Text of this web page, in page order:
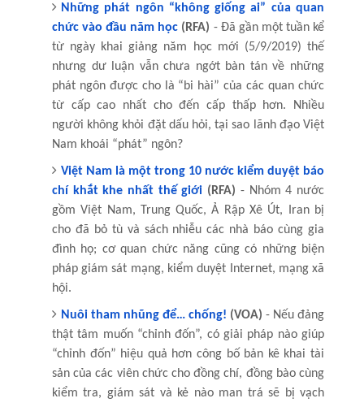
Những phát ngôn “không giống ai” của quan
chức vào đầu năm học (RFA) - Đã gần một tuần kể
từ ngày khai giảng năm học mới (5/9/2019) thế
nhưng dư luận vẫn chưa ngớt bàn tán về những
phát ngôn được cho là “bi hài” của các quan chức
từ cấp cao nhất cho đến cấp thấp hơn. Nhiều
người không khỏi đặt dấu hỏi, tại sao lãnh đạo Việt
Nam khoái “phát” ngôn?
Việt Nam là một trong 10 nước kiểm duyệt báo
chí khắt khe nhất thế giới (RFA) - Nhóm 4 nước
gồm Việt Nam, Trung Quốc, Ả Rập Xê Út, Iran bị
cho đã bỏ tù và sách nhiễu các nhà báo cùng gia
đình họ; cơ quan chức năng cũng có những biện
pháp giám sát mạng, kiểm duyệt Internet, mạng xã
hội.
Nuôi tham nhũng để… chống! (VOA) - Nếu đảng
thật tâm muốn “chỉnh đốn”, có giải pháp nào giúp
“chỉnh đốn” hiệu quả hơn công bố bản kê khai tài
sản của các viên chức cho đồng chí, đồng bào cùng
kiểm tra, giám sát và kẻ nào man trá sẽ bị vạch